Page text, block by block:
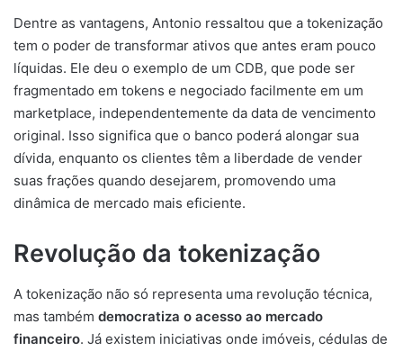
Dentre as vantagens, Antonio ressaltou que a tokenização
tem o poder de transformar ativos que antes eram pouco
líquidas. Ele deu o exemplo de um CDB, que pode ser
fragmentado em tokens e negociado facilmente em um
marketplace, independentemente da data de vencimento
original. Isso significa que o banco poderá alongar sua
dívida, enquanto os clientes têm a liberdade de vender
suas frações quando desejarem, promovendo uma
dinâmica de mercado mais eficiente.
Revolução da tokenização
A tokenização não só representa uma revolução técnica,
mas também democratiza o acesso ao mercado
financeiro. Já existem iniciativas onde imóveis, cédulas de